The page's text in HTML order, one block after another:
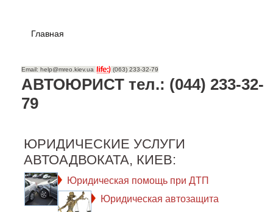
Главная
Email: help@mreo.kiev.ua (063) 233-32-79
АВТОЮРИСТ тел.: (044) 233-32-
79
ЮРИДИЧЕСКИЕ УСЛУГИ
АВТОАДВОКАТА, КИЕВ:
Юридическая помощь при ДТП
Юридическая автозащита